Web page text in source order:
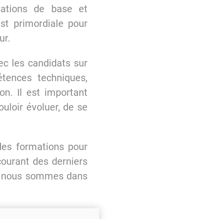
de base et
primordiale pour
les candidats sur
techniques,
Il est important
évoluer, de se
formations pour
des derniers
sommes dans